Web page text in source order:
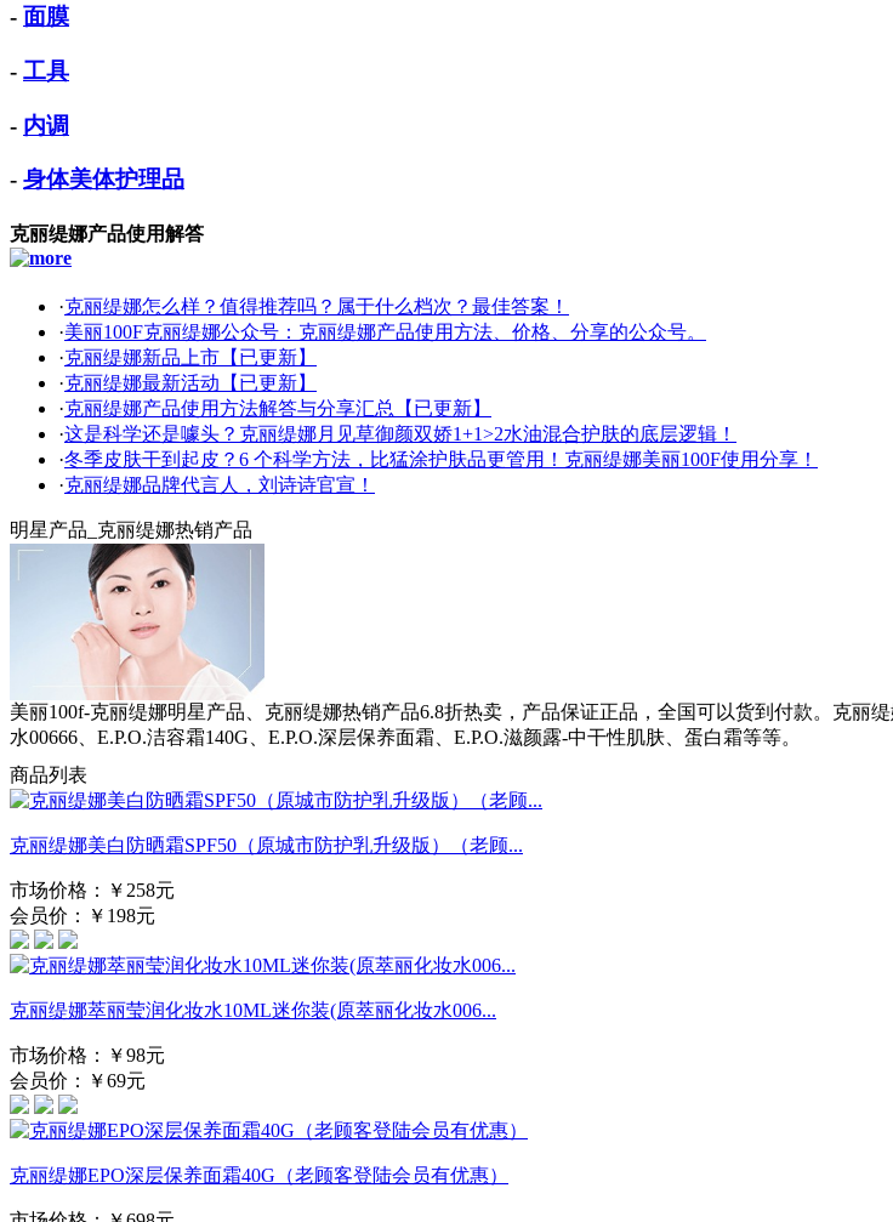
- 面膜
- 工具
- 内调
- 身体美体护理品
克丽缇娜产品使用解答
·克丽缇娜怎么样？值得推荐吗？属于什么档次？最佳答案！
·美丽100F克丽缇娜公众号：克丽缇娜产品使用方法、价格、分享的公众号。
·克丽缇娜新品上市【已更新】
·克丽缇娜最新活动【已更新】
·克丽缇娜产品使用方法解答与分享汇总【已更新】
·这是科学还是噱头？克丽缇娜月见草御颜双娇1+1>2水油混合护肤的底层逻辑！
·冬季皮肤干到起皮？6 个科学方法，比猛涂护肤品更管用！克丽缇娜美丽100F使用分享！
·克丽缇娜品牌代言人，刘诗诗官宣！
明星产品_克丽缇娜热销产品
美丽100f-克丽缇娜明星产品、克丽缇娜热销产品6.8折热卖，产品保证正品，全国可以货到付款。克
水00666、E.P.O.洁容霜140G、E.P.O.深层保养面霜、E.P.O.滋颜露-中干性肌肤、蛋白霜等等。
商品列表
克丽缇娜美白防晒霜SPF50（原城市防护乳升级版）（老顾...
市场价格：￥258元
会员价：￥198元
克丽缇娜萃丽莹润化妆水10ML迷你装(原萃丽化妆水006...
市场价格：￥98元
会员价：￥69元
克丽缇娜EPO深层保养面霜40G（老顾客登陆会员有优惠）